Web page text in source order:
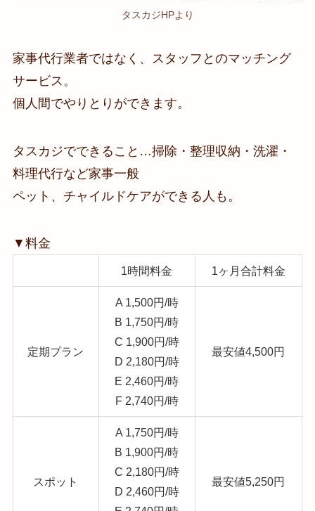
タスカジHPより
家事代行業者ではなく、スタッフとのマッチング
サービス。
個人間でやりとりができます。
タスカジでできること…掃除・整理収納・洗濯・
料理代行など家事一般
ペット、チャイルドケアができる人も。
▼料金
1時間料金 1ヶ月合計料金
定期プラン
A 1,500円/時
B 1,750円/時
C 1,900円/時
D 2,180円/時
E 2,460円/時
F 2,740円/時
最安値4,500円
スポット
A 1,750円/時
B 1,900円/時
C 2,180円/時
D 2,460円/時
最安値5,250円